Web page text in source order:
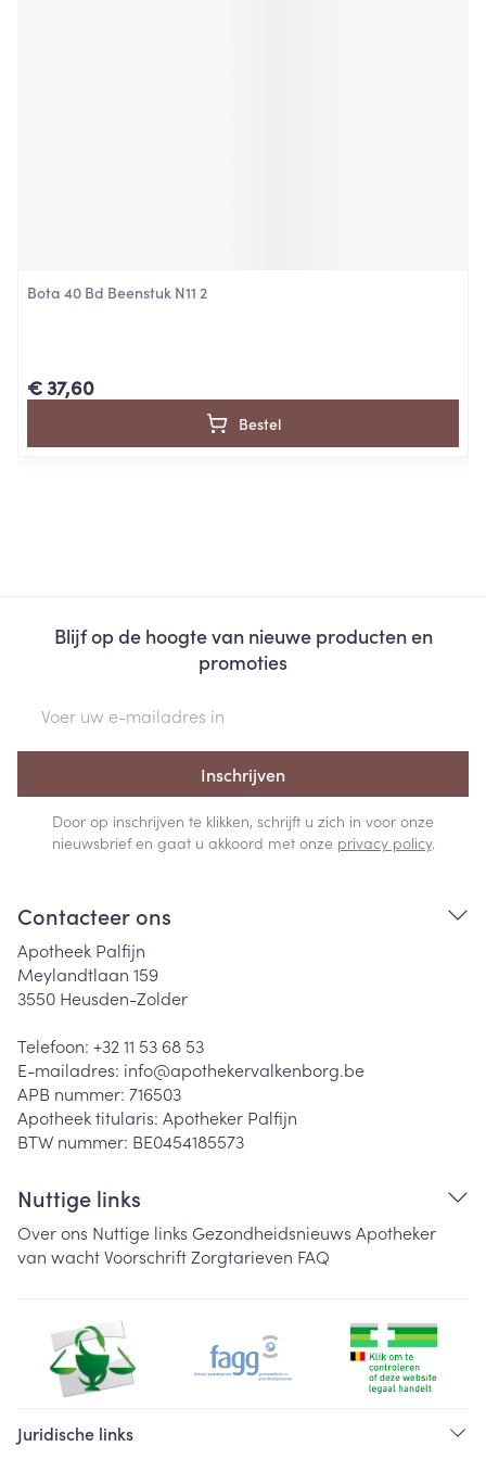
Bota 40 Bd Beenstuk N11 2
€ 37,60
Bestel
Blijf op de hoogte van nieuwe producten en
promoties
Inschrijven
Door op inschrijven te klikken, schrijft u zich in voor onze
nieuwsbrief en gaat u akkoord met onze privacy policy.
Contacteer ons
Apotheek Palfijn
Meylandtlaan 159
3550 Heusden-Zolder
Telefoon: +32 11 53 68 53
E-mailadres: info@apothekervalkenborg.be
APB nummer: 716503
Apotheek titularis: Apotheker Palfijn
BTW nummer: BE0454185573
Nuttige links
Over ons Nuttige links Gezondheidsnieuws Apotheker
van wachtVoorschriftZorgtarieven FAQ
Juridische links